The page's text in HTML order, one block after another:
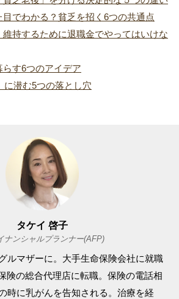
でわかる？貧乏を招く6つの共通点
維持するために退職金でやってはいけな
す6つのアイデア
に潜む5つの落とし穴
タケイ 啓子
ナンシャルプランナー(AFP)
ルマザーに。大手生命保険会社に就職
険の総合代理店に転職。保険の電話相
時に乳がんを告知される。治療を経